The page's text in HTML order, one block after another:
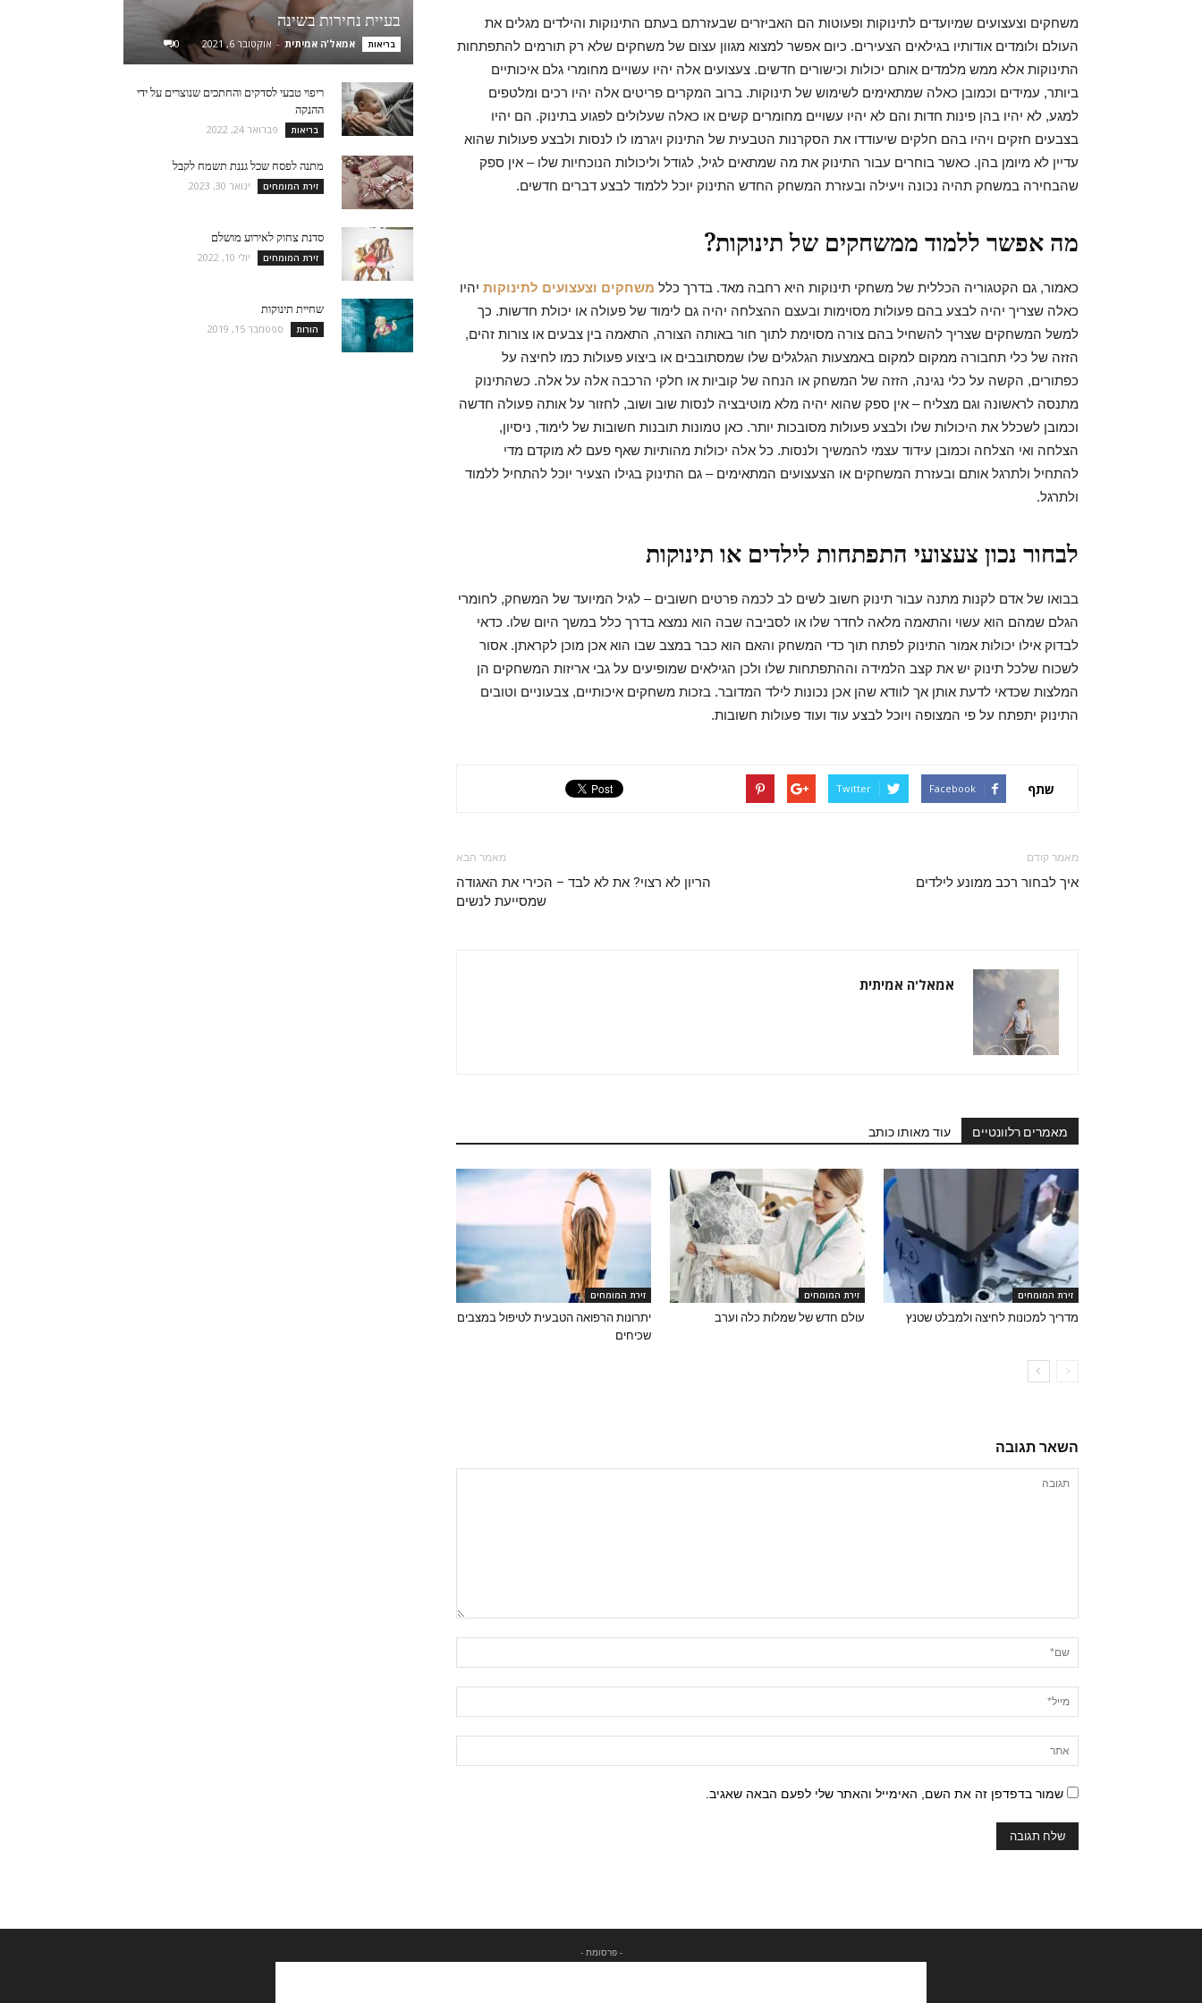
משחקים וצעצועים שמיועדים לתינוקות ופעוטות הם האביזרים שבעזרתם בעתם התינוקות והילדים מגלים את
העולם ולומדים אודותיו בגילאים הצעירים. כיום אפשר למצוא מגוון עצום של משחקים שלא רק תורמים להתפתחות
התינוקות אלא ממש מלמדים אותם יכולות וכישורים חדשים. צעצועים אלה יהיו עשויים מחומרי גלם איכותיים
ביותר, עמידים וכמובן כאלה שמתאימים לשימוש של תינוקות. ברוב המקרים פריטים אלה יהיו רכים ומלטפים
למגע, לא יהיו בהן פינות חדות והם לא יהיו עשויים מחומרים קשים או כאלה שעלולים לפגוע בתינוק. הם יהיו
בצבעים חזקים ויהיו בהם חלקים שיעודדו את הסקרנות הטבעית של התינוק ויגרמו לו לנסות ולבצע פעולות שהוא
עדיין לא מיומן בהן. כאשר בוחרים עבור התינוק את מה שמתאים לגיל, לגודל וליכולות הנוכחיות שלו – אין ספק
שהבחירה במשחק תהיה נכונה ויעילה ובעזרת המשחק החדש התינוק יוכל ללמוד לבצע דברים חדשים.
מה אפשר ללמוד ממשחקים של תינוקות?
כאמור, גם הקטגוריה הכללית של משחקי תינוקות היא רחבה מאד. בדרך כלל משחקים וצעצועים לתינוקות יהיו
כאלה שצריך יהיה לבצע בהם פעולות מסוימות ובעצם ההצלחה יהיה גם לימוד של פעולה או יכולת חדשות. כך
למשל המשחקים שצריך להשחיל בהם צורה מסוימת לתוך חור באותה הצורה, התאמה בין צבעים או צורות זהים,
הזזה של כלי תחבורה ממקום למקום באמצעות הגלגלים שלו שמסתובבים או ביצוע פעולות כמו לחיצה על
כפתורים, הקשה על כלי נגינה, הזזה של המשחק או הנחה של קוביות או חלקי הרכבה אלה על אלה. כשהתינוק
מתנסה לראשונה וגם מצליח – אין ספק שהוא יהיה מלא מוטיבציה לנסות שוב ושוב, לחזור על אותה פעולה חדשה
וכמובן לשכלל את היכולות שלו ולבצע פעולות מסובכות יותר. כאן טמונות תובנות חשובות של לימוד, ניסיון,
הצלחה ואי הצלחה וכמובן עידוד עצמי להמשיך ולנסות. כל אלה יכולות מהותיות שאף פעם לא מוקדם מדי
להתחיל ולתרגל אותם ובעזרת המשחקים או הצעצועים המתאימים – גם התינוק בגילו הצעיר יוכל להתחיל ללמוד
ולתרגל.
לבחור נכון צעצועי התפתחות לילדים או תינוקות
בבואו של אדם לקנות מתנה עבור תינוק חשוב לשים לב לכמה פרטים חשובים – לגיל המיועד של המשחק, לחומרי
הגלם שמהם הוא עשוי והתאמה מלאה לחדר שלו או לסביבה שבה הוא נמצא בדרך כלל במשך היום שלו. כדאי
לבדוק אילו יכולות אמור התינוק לפתח תוך כדי המשחק והאם הוא כבר במצב שבו הוא אכן מוכן לקראתן. אסור
לשכוח שלכל תינוק יש את קצב הלמידה וההתפתחות שלו ולכן הגילאים שמופיעים על גבי אריזות המשחקים הן
המלצות שכדאי לדעת אותן אך לוודא שהן אכן נכונות לילד המדובר. בזכות משחקים איכותיים, צבעוניים וטובים
התינוק יתפתח על פי המצופה ויוכל לבצע עוד ועוד פעולות חשובות.
שתף Facebook
Twitter
מאמר קודם
איך לבחור רכב ממונע לילדים
מאמר הבא
הריון לא רצוי? את לא לבד – הכירי את האגודה
שמסייעת לנשים
אמאל'ה אמיתית
מאמרים רלוונטיים עוד מאותו כותב
זירת המומחים
מדריך למכונות לחיצה ולמבלט שטנץ
זירת המומחים
עולם חדש של שמלות כלה וערב
זירת המומחים
יתרונות הרפואה הטבעית לטיפול במצבים
שכיחים
השאר תגובה
שמור בדפדפן זה את השם, האימייל והאתר שלי לפעם הבאה שאגיב.
בעיית נחירות בשינה
בריאות אמאל'ה אמיתית - אוקטובר 6, 2021 0
ריפוי טבעי לסדקים והחתכים שנוצרים על ידי
ההנקה
בריאות פברואר 24, 2022
מתנה לפסח שכל גננת תשמח לקבל
זירת המומחים ינואר 30, 2023
סדנת צחוק לאירוע מושלם
זירת המומחים יולי 10, 2022
שחיית תינוקות
הורות ספטמבר 15, 2019
- פרסומת -